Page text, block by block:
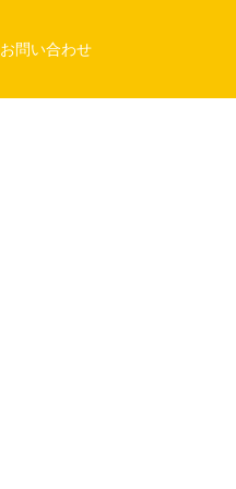
お問い合わせ